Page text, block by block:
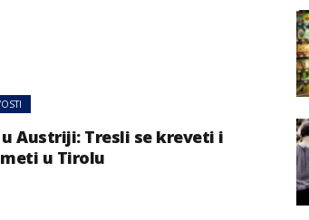
Austriji: Tresli se kreveti i
u Tirolu